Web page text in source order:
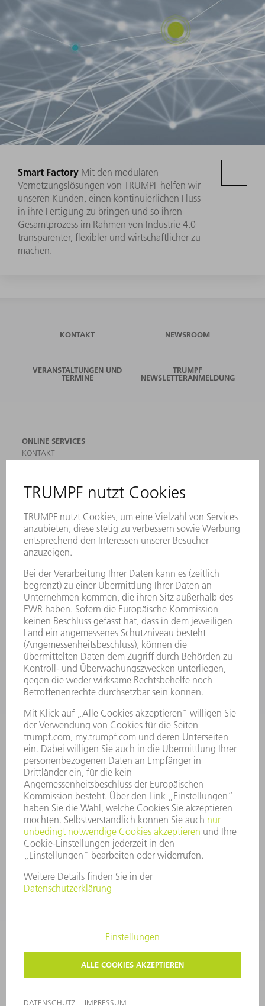
Smart Factory Mit den modularen
Vernetzungslösungen von TRUMPF helfen wir
unseren Kunden, einen kontinuierlichen Fluss
in ihre Fertigung zu bringen und so ihren
Gesamtprozess im Rahmen von Industrie 4.0
transparenter, flexibler und wirtschaftlicher zu
machen.
KONTAKT NEWSROOM
VERANSTALTUNGEN UND
TERMINE
TRUMPF
NEWSLETTERANMELDUNG
ONLINE SERVICES
KONTAKT
VERANSTALTUNGEN UND TERMINE
NEWSLETTER-ANMELDUNG
MYTRUMPF
SICHERHEITSDATENBLÄTTER
PRODUKTE
MASCHINEN & SYSTEME
LEISTUNGSELEKTRONIK
ELEKTROWERKZEUGE
SMART FACTORY
SOFTWARE
SERVICES
ANWENDUNGEN
BRANCHEN
UNTERNEHMEN
KARRIERE
STELLENANGEBOTE
UNTERNEHMENSPROFIL
GESCHÄFTSBERICHT
UNTERNEHMENSGRUNDSÄTZE
COMPLIANCE
HINWEISGEBERSYSTEM
SECURITY
PRESSEMITTEILUNGEN
MAGAZINE
LIEFERANTEN
NACHHALTIGKEIT
UMWELT & KLIMA
SOZIALES & GESELLSCHAFT
UNTERNEHMENSFÜHRUNG
IMPRESSUM
DATENSCHUTZ
COPYRIGHT UND MARKENZEICHEN
AGB
PRIVATSPHÄRE-EINSTELLUNGEN